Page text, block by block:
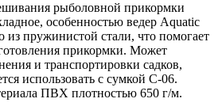
рыболовной прикормки
особенностью ведер Aquatic
из пружинистой стали, что помогает
прикормки. Может
и транспортировки садков,
использовать с сумкой С-06.
ПВХ плотностью 650 г/м.